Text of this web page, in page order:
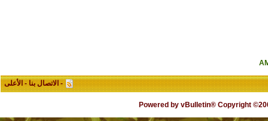
- الاتصال بنا - الأعلى
Powered by vBulletin® Copyright